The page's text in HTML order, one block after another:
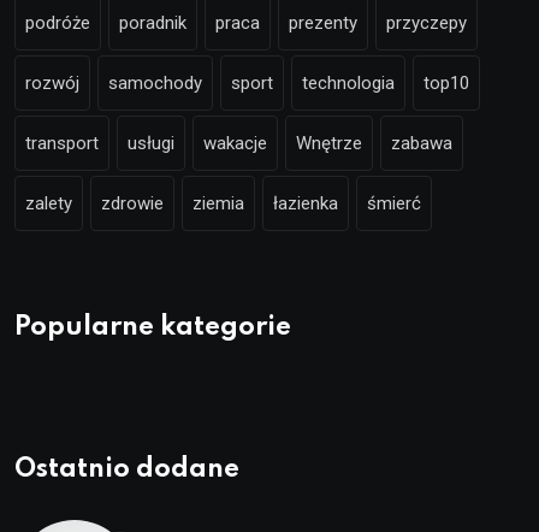
podróże poradnik praca prezenty przyczepy
rozwój samochody sport technologia top10
transport usługi wakacje Wnętrze zabawa
zalety zdrowie ziemia łazienka śmierć
Popularne kategorie
Ostatnio dodane